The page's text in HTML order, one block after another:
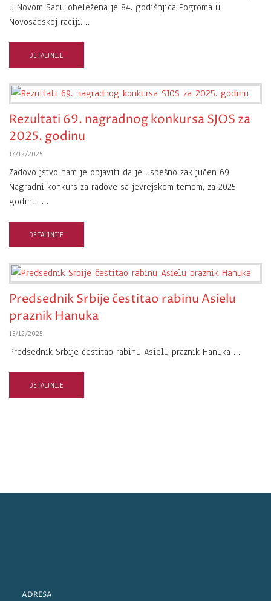
u Novom Sadu obeležena je 84. godišnjica Pogroma u
Novosadskoj raciji. …
DETALJNIJE
Rezultati 69. nagradnog konkursa SJOS za
2025. godinu
17/12/2025
Zadovoljstvo nam je objaviti da je uspešno zaključen 69.
Nagradni konkurs za radove sa jevrejskom temom, za 2025.
godinu. …
DETALJNIJE
Predsednik Srbije čestitao rabinu Asielu
praznik Hanuka
15/12/2025
Predsednik Srbije čestitao rabinu Asielu praznik Hanuka …
DETALJNIJE
ADRESA